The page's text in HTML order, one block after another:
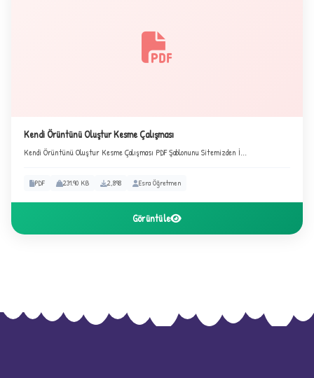
Kendi Örüntünü Oluştur Kesme Çalışması
Kendi Örüntünü Oluştur Kesme Çalışması PDF Şablonunu Sitemizden İ...
PDF 231.90 KB 2,898 Esra Öğretmen
Görüntüle